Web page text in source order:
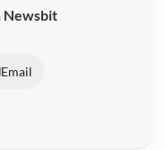
Newsbit
Email